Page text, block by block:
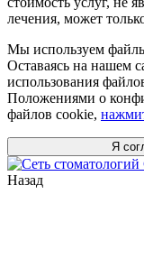
лечения, может
Мы используем
Оставаясь на нашем
использования
Положениями о
файлов cookie,
Я
Назад